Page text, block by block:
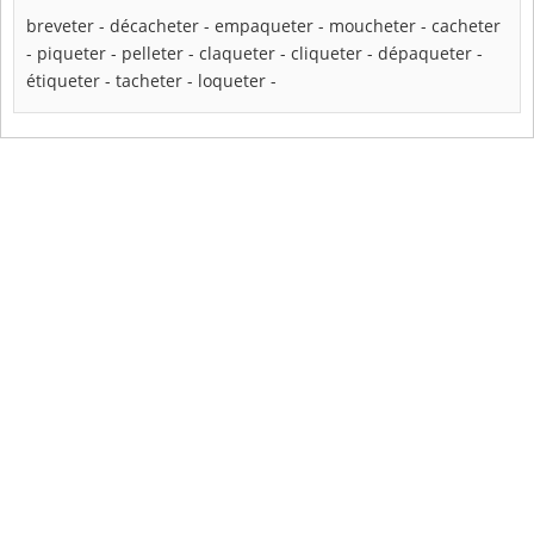
breveter - décacheter - empaqueter - moucheter - cacheter
- piqueter - pelleter - claqueter - cliqueter - dépaqueter -
étiqueter - tacheter - loqueter -